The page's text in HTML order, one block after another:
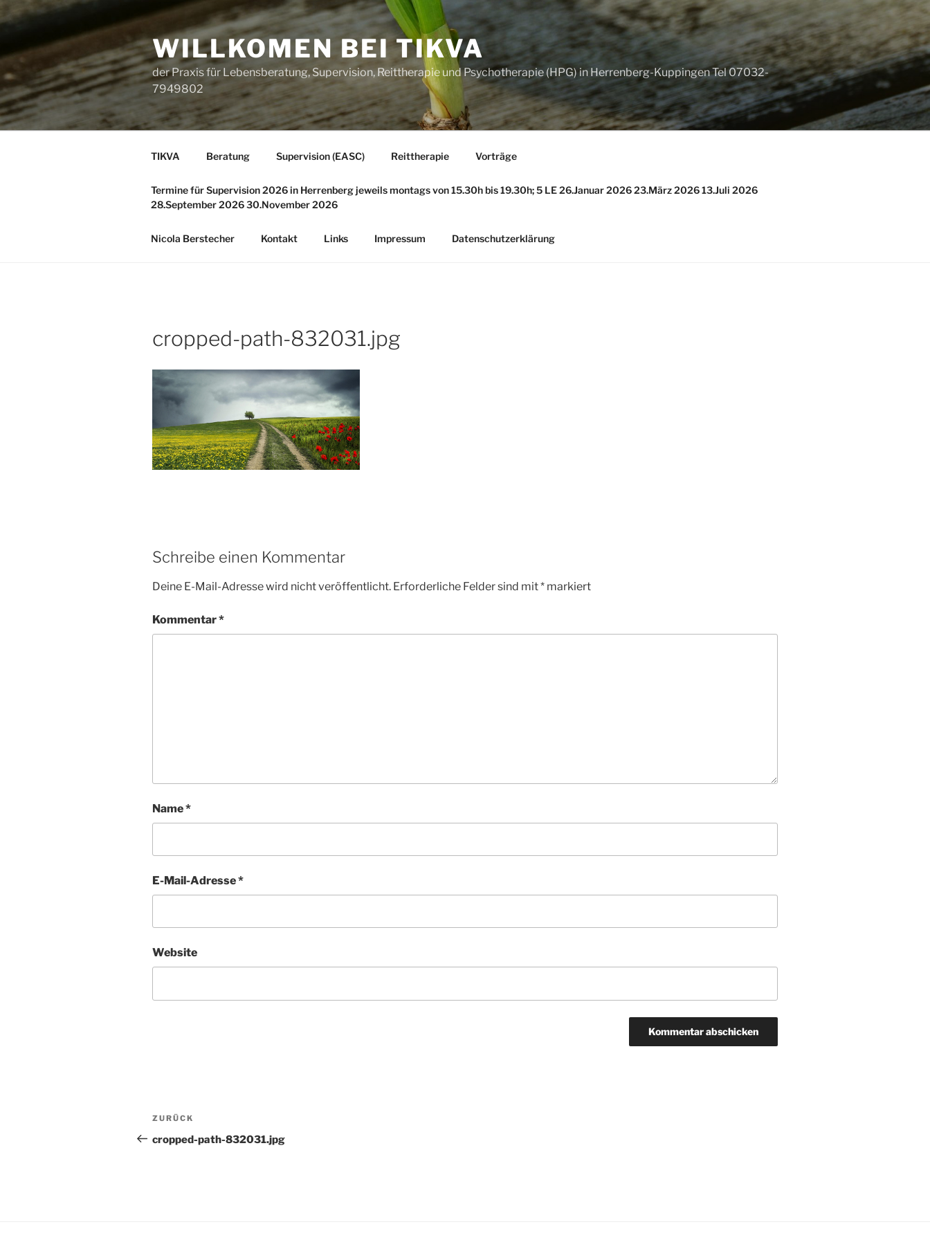
Zum
Inhalt
WILLKOMEN BEI TIKVA
der Praxis für Lebensberatung, Supervision, Reittherapie und Psychotherapie (HPG) in Herrenberg-Kuppingen Tel 07032-
7949802
TIKVA Beratung Supervision (EASC) Reittherapie Vorträge
Termine für Supervision 2026 in Herrenberg jeweils montags von 15.30h bis 19.30h; 5 LE 26.Januar 2026 23.März 2026 13.Juli 2026
28.September 2026 30.November 2026
Nicola Berstecher Kontakt Links Impressum Datenschutzerklärung
cropped-path-832031.jpg
Schreibe einen Kommentar
Deine E-Mail-Adresse wird nicht veröffentlicht. Erforderliche Felder sind mit* markiert
Kommentar*
Name*
E-Mail-Adresse*
Website
Beitragsnavigation
Vorheriger
Beitrag
ZURÜCK
cropped-path-832031.jpg